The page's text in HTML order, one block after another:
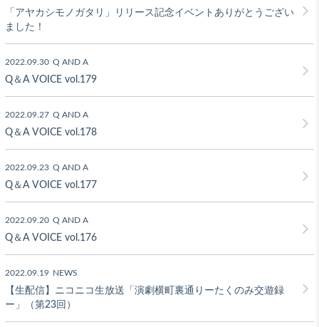
「アヤカシモノガタリ」リリース記念イベントありがとうござい
ました！
2022.09.30 Q AND A
Q＆A VOICE vol.179
2022.09.27 Q AND A
Q＆A VOICE vol.178
2022.09.23 Q AND A
Q＆A VOICE vol.177
2022.09.20 Q AND A
Q＆A VOICE vol.176
2022.09.19 NEWS
【生配信】ニコニコ生放送「演劇横町裏通りーたくのみ交遊録
ー」（第23回）